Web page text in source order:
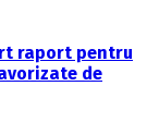
raport pentru
de